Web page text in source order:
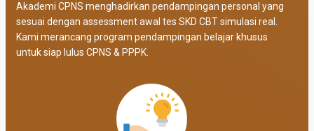
Akademi CPNS menghadirkan pendampingan personal yang
sesuai dengan assessment awal tes SKD CBT simulasi real.
Kami merancang program pendampingan belajar khusus
untuk siap lulus CPNS & PPPK.